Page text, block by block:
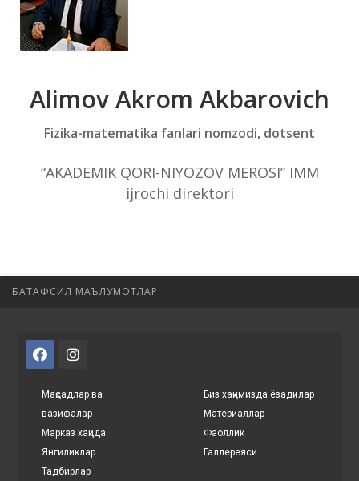
Alimov Akrom Akbarovich
Fizika-matematika fanlari nomzodi, dotsent
“AKADEMIK QORI-NIYOZOV MEROSI” IMM
ijrochi direktori
БАТАФСИЛ МАЪЛУМОТЛАР
Мақсадлар ва
вазифалар
Марказ хақида
Янгиликлар
Тадбирлар
Биз хақимизда ёзадилар
Материаллар
Фаоллик
Галлереяси